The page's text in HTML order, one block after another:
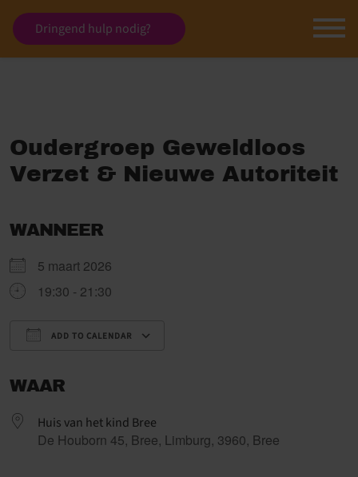
Dringend hulp nodig?
Oudergroep Geweldloos
Verzet & Nieuwe Autoriteit
WANNEER
5 maart 2026
19:30 - 21:30
ADD TO CALENDAR
WAAR
Huis van het kind Bree
De Houborn 45, Bree, Limburg, 3960, Bree